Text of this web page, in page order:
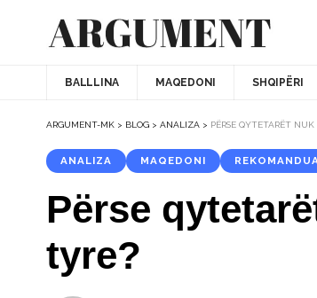
BALLLINA MAQEDONI SHQIPËRI
ARGUMENT-MK > BLOG > ANALIZA > PËRSE QYTETARËT
ANALIZA MAQEDONI
Përse
tyre?